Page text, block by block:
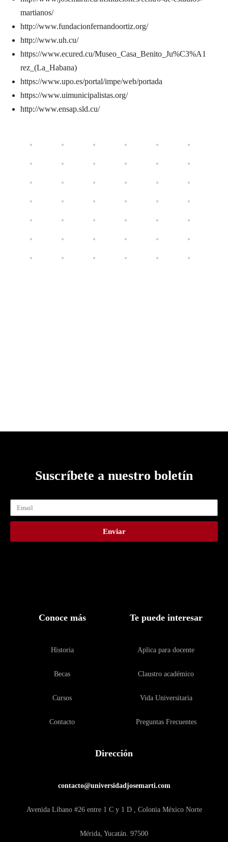
martianos/
http://www.fundacionfernandoortiz.org/
http://www.uh.cu/
https://www.ecured.cu/Museo_Casa_Benito_Ju%C3%A1
rez_(La_Habana)
https://www.upo.es/portal/impe/web/portada
https://www.uimunicipalistas.org/
http://www.ensap.sld.cu/
Suscríbete a nuestro boletín
Enviar
Conoce más
Historia
Becas
Cursos
Contacto
Te puede interesar
Aplica para docente
Claustro académico
Vida Universitaria
Preguntas Frecuentes
Dirección
contacto@universidadjosemarti.com
Avenida Líbano #26 entre 1 C y 1 D , Colonia México Norte
Mérida, Yucatán. 97500